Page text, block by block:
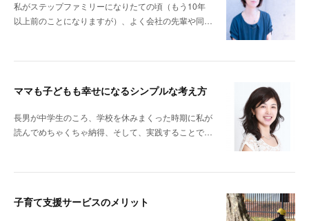
私がステップファミリーになりたての頃（もう10年
以上前のことになりますが）、よく会社の先輩や同…
ママも子どもも幸せになるシンプルな考え方
長男が中学生のころ、学校を休みまくった時期に私が
読んでめちゃくちゃ納得、そして、実践することで…
子育て支援サービスのメリット